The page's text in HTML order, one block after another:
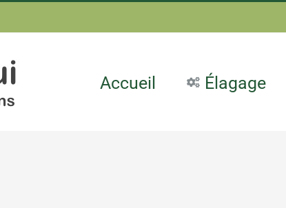
Accueil Élagage